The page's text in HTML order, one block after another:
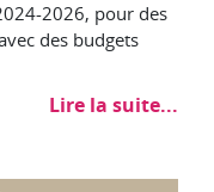
2026, pour des
des budgets
Lire la suite...